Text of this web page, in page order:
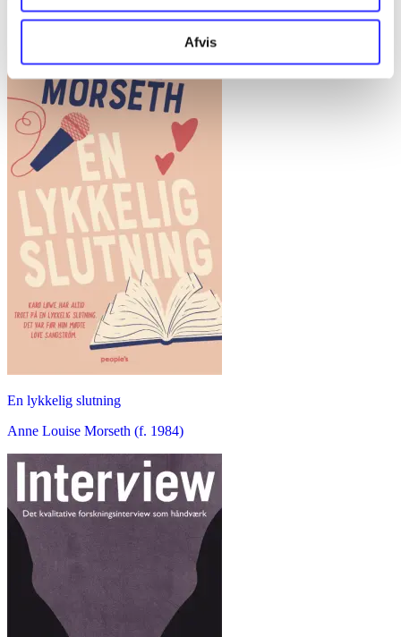
Afvis
Bent Flyvbjerg
En lykkelig slutning
Anne Louise Morseth (f. 1984)